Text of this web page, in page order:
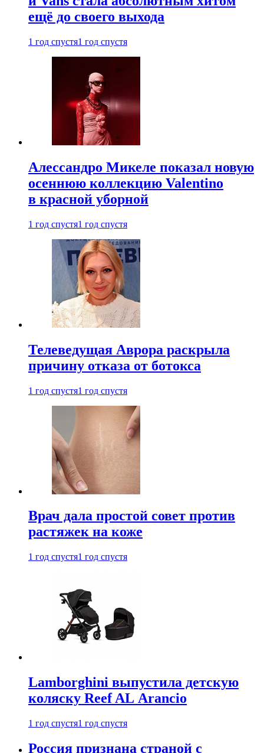
ещё до своего выхода
1 год спустя1 год спустя
Алессандро Микеле показал новую
осеннюю коллекцию Valentino
в красной уборной
1 год спустя1 год спустя
Телеведущая Аврора раскрыла
причину отказа от ботокса
1 год спустя1 год спустя
Врач дала простой совет против
растяжек на коже
1 год спустя1 год спустя
Lamborghini выпустила детскую
коляску Reef AL Arancio
1 год спустя1 год спустя
Россия признана страной с